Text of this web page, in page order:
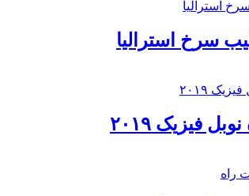
سرخ استرالیا
فیزیک ۲۰۱۹